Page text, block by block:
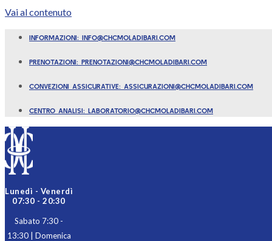
Vai al contenuto
INFORMAZIONI: INFO@CHCMOLADIBARI.COM
PRENOTAZIONI: PRENOTAZIONI@CHCMOLADIBARI.COM
CONVEZIONI ASSICURATIVE: ASSICURAZIONI@CHCMOLADIBARI.COM
CENTRO ANALISI: LABORATORIO@CHCMOLADIBARI.COM
Lunedì - Venerdì
07:30 - 20:30
Sabato 7:30 -
13:30 | Domenica